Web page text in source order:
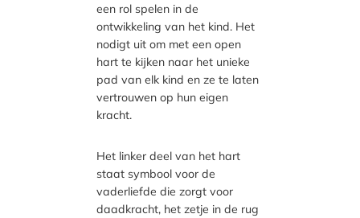
een rol spelen in de
ontwikkeling van het kind. Het
nodigt uit om met een open
hart te kijken naar het unieke
pad van elk kind en ze te laten
vertrouwen op hun eigen
kracht.
Het linker deel van het hart
staat symbool voor de
vaderliefde die zorgt voor
daadkracht, het zetje in de rug